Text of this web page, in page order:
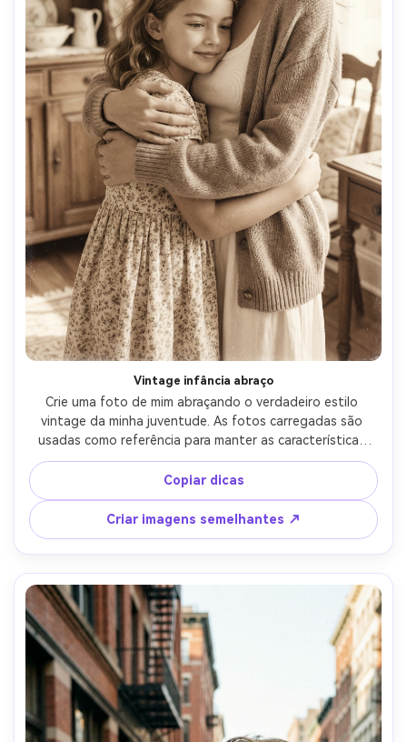
Vintage infância abraço
Crie uma foto de mim abraçando o verdadeiro estilo
vintage da minha juventude. As fotos carregadas são
usadas como referência para manter as características
faciais consistentes com a identidade. A versão mais
jovem deve parecer naturalmente mais jovem, mas é
claramente a mesma pessoa. Tons vintage suaves, tons
quentes, grãos de filme sutis, destaques ligeiramente
desbotados. Um abraço deve fazer a pessoa se sentir
gentil, seguro e emocionalmente reconfortante. Estilo
realista da fotografia vintage. Sem desenhos animados,
sem ilustrações, sem distorções.
Copiar dicas
Criar imagens semelhantes ↗